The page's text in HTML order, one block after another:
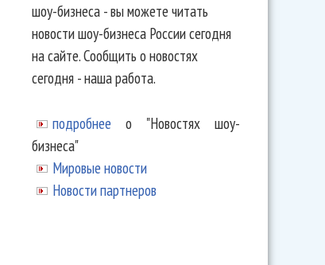
шоу-бизнеса - вы можете читать
новости шоу-бизнеса России сегодня
на сайте. Сообщить о новостях
сегодня - наша работа.
подробнее о "Новостях шоу-
бизнеса"
Мировые новости
Новости партнеров